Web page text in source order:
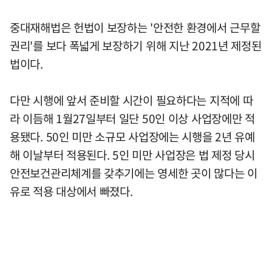
중대재해법은 헌법이 보장하는 '안전한 환경에서 근무할
권리'를 보다 폭넓게 보장하기 위해 지난 2021년 제정된
법이다.
다만 시행에 앞서 준비할 시간이 필요하다는 지적에 따
라 이듬해 1월27일부터 일단 50인 이상 사업장에만 적
용됐다. 50인 미만 소규모 사업장에는 시행을 2년 유예
해 이날부터 적용된다. 5인 미만 사업장은 법 제정 당시
안전보건관리체계를 갖추기에는 영세한 곳이 많다는 이
유로 적용 대상에서 빠졌다.